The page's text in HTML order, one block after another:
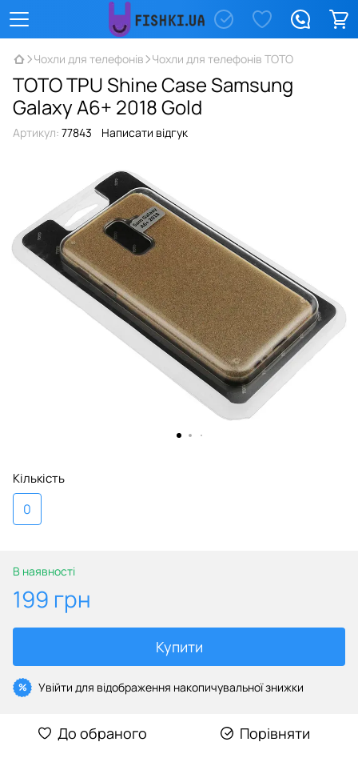
Чохли для телефонів Чохли для телефонів TOTO
TOTO TPU Shine Case Samsung
Galaxy A6+ 2018 Gold
Артикул: 77843 Написати відгук
Кількість
0
В наявності
199 грн
Купити
% Увійти для відображення накопичувальної знижки
До обраного Порівняти